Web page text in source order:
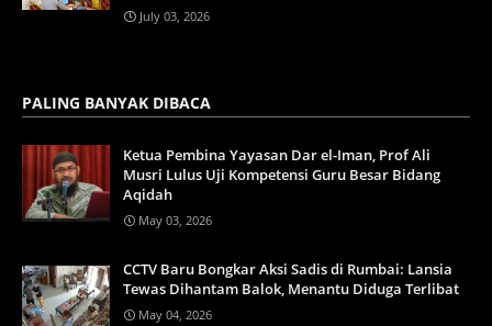
July 03, 2026
PALING BANYAK DIBACA
Ketua Pembina Yayasan Dar el-Iman, Prof Ali
Musri Lulus Uji Kompetensi Guru Besar Bidang
Aqidah
May 03, 2026
CCTV Baru Bongkar Aksi Sadis di Rumbai: Lansia
Tewas Dihantam Balok, Menantu Diduga Terlibat
May 04, 2026